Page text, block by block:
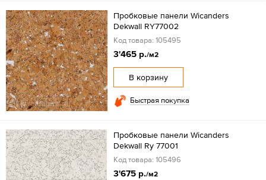
Пробковые панели Wicanders
Dekwall RY77002
Код товара: 105495
3'465 р./м2
В корзину
Быстрая покупка
Пробковые панели Wicanders
Dekwall Ry 77001
Код товара: 105496
3'675 р./м2